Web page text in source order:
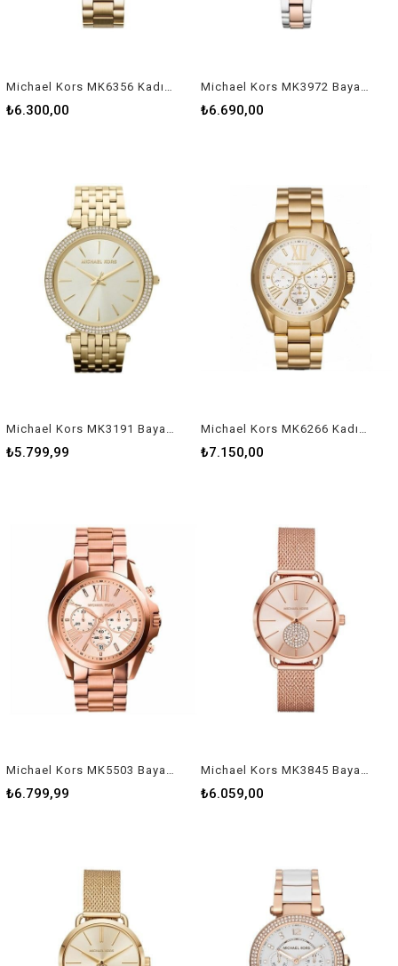
Michael Kors MK6356 Kadın Kol Saati
₺6.300,00
Michael Kors MK3972 Bayan Kol Saati
₺6.690,00
₺5.799,99 ₺7.150,00
Michael Kors MK5503 Bayan Kol Saati
₺6.799,99
Michael Kors MK3845 Bayan Kol Saati
₺6.059,00